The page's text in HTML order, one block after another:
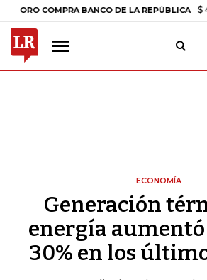
COMPRA BANCO DE LA REPÚBLICA $
ECONOMÍA
Generación
energía aumentó
30% en los